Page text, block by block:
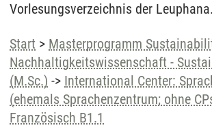
Vorlesungsverzeichnis der Leuphana.
Start > Masterprogramm
Nachhaltigkeitswissenschaft -
(M.Sc.) -> International Center:
(ehemals Sprachenzentrum; ohne
Französisch B1.1